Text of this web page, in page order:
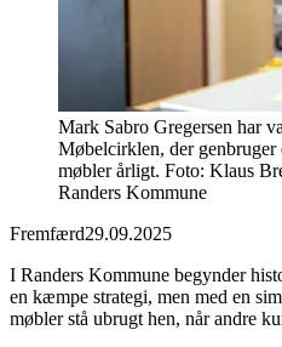
Mark Sabro Gregersen har
Møbelcirklen, der
møbler årligt. Foto: Klaus
Randers Kommune
Fremfærd29.09.2025
I Randers Kommune begynder
en kæmpe strategi, men med en
møbler stå ubrugt hen, når andre